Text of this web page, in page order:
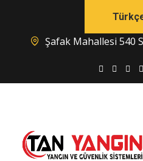
Şafak Mahallesi 540